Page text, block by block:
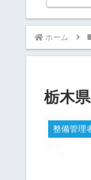
ホーム
栃木
整備管理